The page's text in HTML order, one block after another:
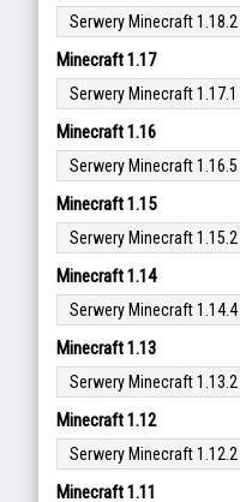
Serwery Minecraft 1.18.2
Minecraft 1.17
Serwery Minecraft 1.17.1
Minecraft 1.16
Serwery Minecraft 1.16.5
Minecraft 1.15
Serwery Minecraft 1.15.2
Minecraft 1.14
Serwery Minecraft 1.14.4
Minecraft 1.13
Serwery Minecraft 1.13.2
Minecraft 1.12
Serwery Minecraft 1.12.2
Minecraft 1.11